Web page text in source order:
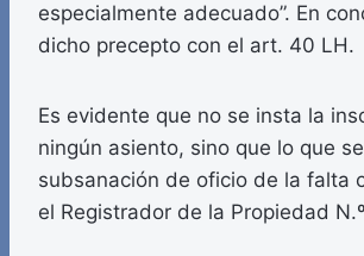
especialmente adecuado”. En
dicho precepto con el art. 40 LH.
Es evidente que no se insta la
ningún asiento, sino que lo que
subsanación de oficio de la falta
el Registrador de la Propiedad